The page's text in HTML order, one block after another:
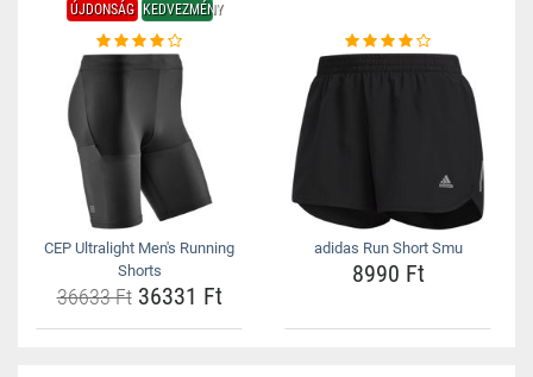
ÚJDONSÁG KEDVEZMÉNY
CEP Ultralight Men's Running
Shorts
36633 Ft36331 Ft
adidas Run Short Smu
8990 Ft